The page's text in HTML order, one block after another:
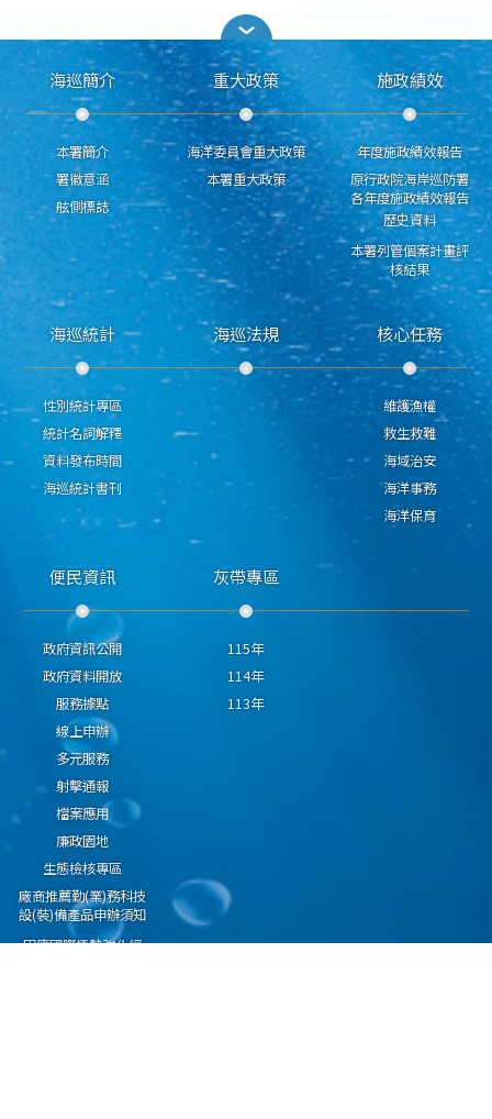
海巡簡介
本署簡介
署徽意涵
舷側標誌
重大政策
海洋委員會重大政策
本署重大政策
施政績效
年度施政績效報告
原行政院海岸巡防署
各年度施政績效報告
歷史資料
本署列管個案計畫評
核結果
海巡統計
性別統計專區
統計名詞解釋
資料發布時間
海巡統計書刊
海巡法規 核心任務
維護漁權
救生救難
海域治安
海洋事務
海洋保育
便民資訊
政府資訊公開
政府資料開放
服務據點
線上申辦
多元服務
射擊通報
檔案應用
廉政園地
生態檢核專區
廠商推薦勤(業)務科技
設(裝)備產品申辦須知
因應國際情勢強化經
灰帶專區
115年
114年
113年